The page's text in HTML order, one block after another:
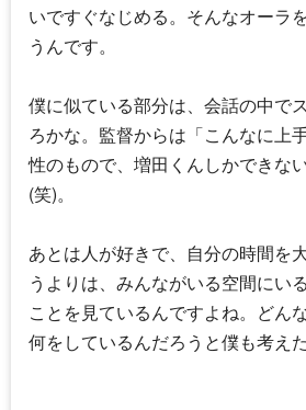
いですぐなじめる。そんなオーラ
うんです。
僕に似ている部分は、会話の中で
ろかな。監督からは「こんなに上
性のもので、増田くんしかできな
(笑)。
あとは人が好きで、自分の時間を
うよりは、みんながいる空間にい
ことを見ているんですよね。どん
何をしているんだろうと僕も考え